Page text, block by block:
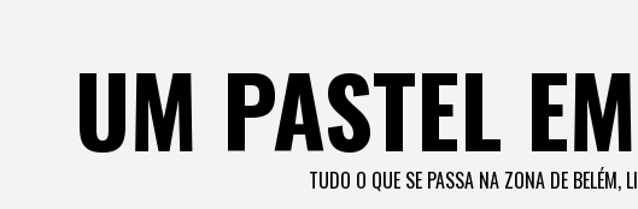
UM PASTEL
TUDO O QUE SE PASSA NA ZONA DE BELÉM,